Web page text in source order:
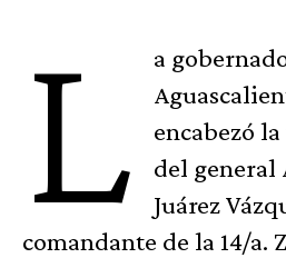
L
a
encabezó
del general
Juárez
comandante de la 14/a.